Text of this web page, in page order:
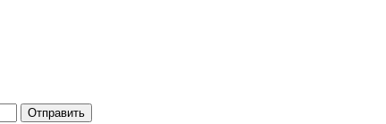
Отправить